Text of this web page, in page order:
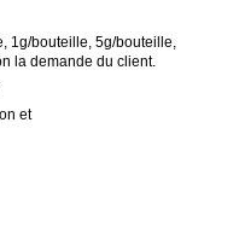
1g/bouteille, 5g/bouteille,
la demande du client.
et